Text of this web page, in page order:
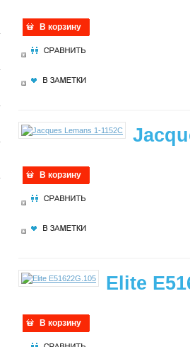
В корзину
В корзину
Elite
В корзину